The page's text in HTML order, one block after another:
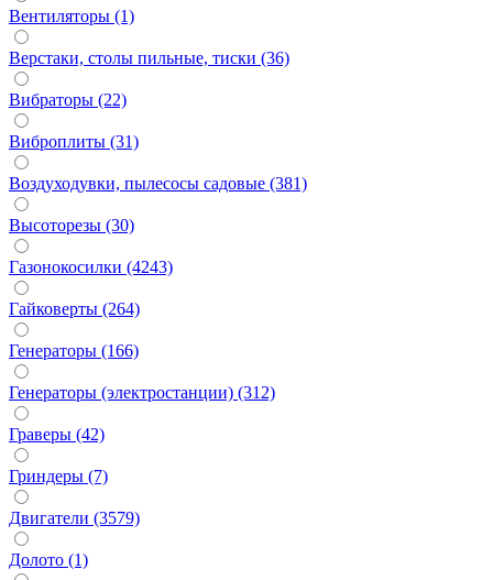
Вентиляторы (1)
Верстаки, столы пильные, тиски (36)
Вибраторы (22)
Виброплиты (31)
Воздуходувки, пылесосы садовые (381)
Высоторезы (30)
Газонокосилки (4243)
Гайковерты (264)
Генераторы (166)
Генераторы (электростанции) (312)
Граверы (42)
Гриндеры (7)
Двигатели (3579)
Долото (1)